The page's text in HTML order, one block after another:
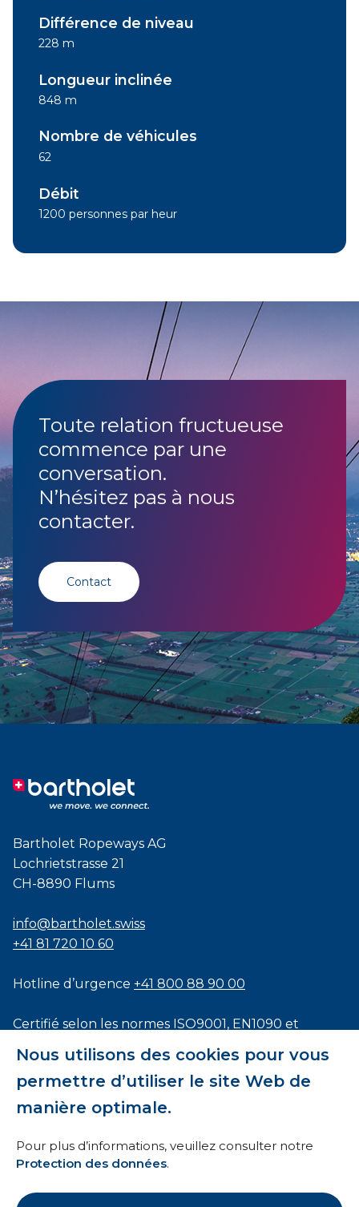
Nous utilisons des cookies pour vous
permettre d’utiliser le site Web de
manière optimale.
Pour plus d’informations, veuillez consulter notre
Protection des données.
Différence de niveau
228 m
Longueur inclinée
848 m
Nombre de véhicules
62
Débit
1200 personnes par heur
Toute relation fructueuse
commence par une
conversation.
N’hésitez pas à nous
contacter.
Contact
Bartholet Ropeways AG
Lochrietstrasse 21
CH-8890 Flums
info@bartholet.swiss
+41 81 720 10 60
Hotline d’urgence +41 800 88 90 00
Certifié selon les normes ISO9001, EN1090 et
Conditions générales